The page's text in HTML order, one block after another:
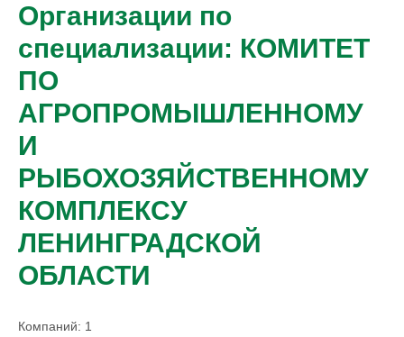
Организации по
специализации: КОМИТЕТ
ПО
АГРОПРОМЫШЛЕННОМУ
И
РЫБОХОЗЯЙСТВЕННОМУ
КОМПЛЕКСУ
ЛЕНИНГРАДСКОЙ
ОБЛАСТИ
Компаний: 1